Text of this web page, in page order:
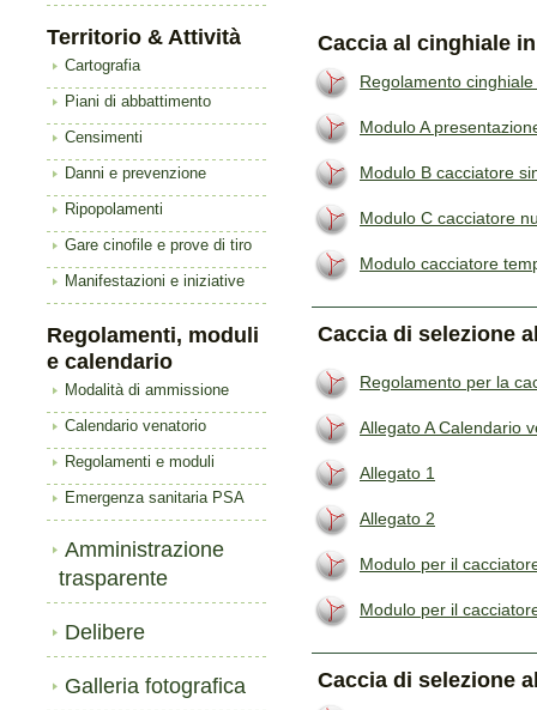
Territorio & Attività
Cartografia
Piani di abbattimento
Censimenti
Danni e prevenzione
Ripopolamenti
Gare cinofile e prove di tiro
Manifestazioni e iniziative
Regolamenti, moduli
e calendario
Modalità di ammissione
Calendario venatorio
Regolamenti e moduli
Emergenza sanitaria PSA
Amministrazione
trasparente
Delibere
Galleria fotografica
Caccia al cinghiale
Regolamento
Modulo A
Modulo B cacciatore
Modulo C cacciatore
Modulo cacciatore
Caccia di selezione
Regolamento per la
Allegato A Calendario
Allegato 1
Allegato 2
Modulo per il
Modulo per il
Caccia di selezione